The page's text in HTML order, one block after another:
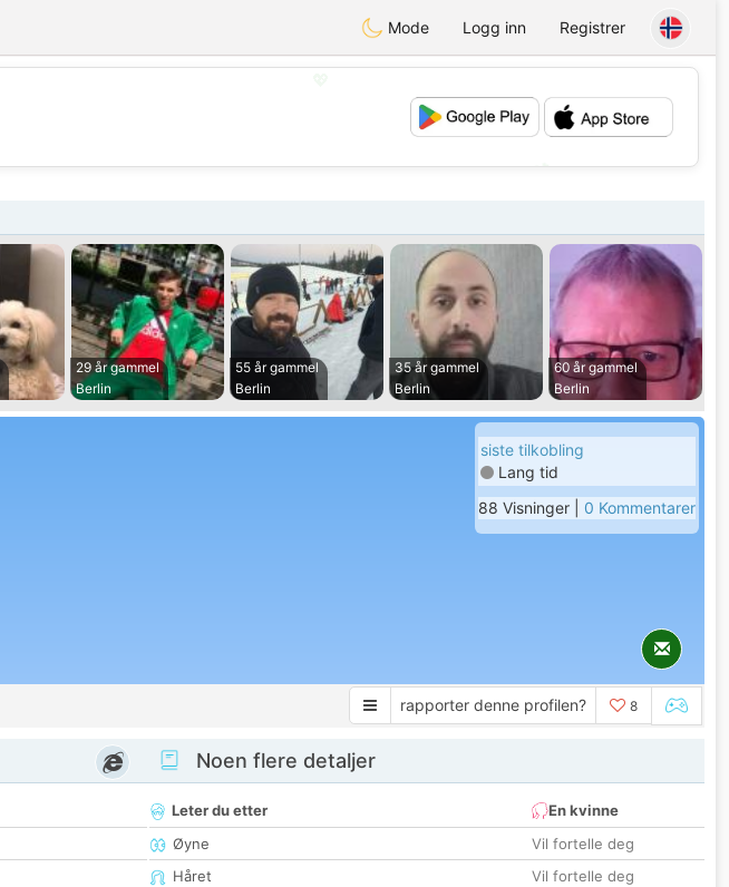
Mode Logg inn Registrer
💕
29 år gammel
Berlin
55 år gammel
Berlin
35 år gammel
Berlin
60 år gammel
Berlin
siste tilkobling
Lang tid
88 Visninger | 0 Kommentarer
rapporter denne profilen? 8
Noen flere detaljer
Leter du etter
En kvinne
Øyne
Vil fortelle deg
Håret
Vil fortelle deg